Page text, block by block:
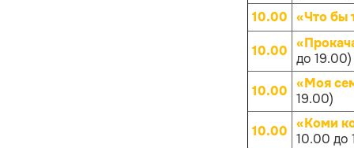
10.00 «Что бы
10.00 до 19.00)
10.00 «Моя
19.00)
10.00 «Коми
10.00 до